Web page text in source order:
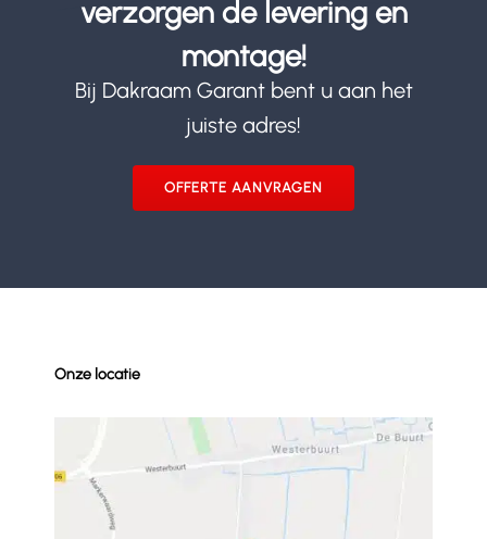
verzorgen de levering en
montage!
Bij Dakraam Garant bent u aan het
juiste adres!
OFFERTE AANVRAGEN
Onze locatie